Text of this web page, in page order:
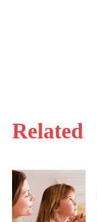
Related